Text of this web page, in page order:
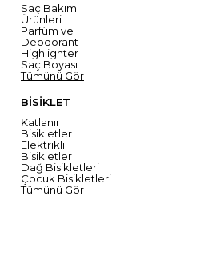
Saç Bakım
Ürünleri
Parfüm ve
Deodorant
Highlighter
Saç Boyası
Tümünü Gör
BİSİKLET
Katlanır
Bisikletler
Elektrikli
Bisikletler
Dağ Bisikletleri
Çocuk Bisikletleri
Tümünü Gör